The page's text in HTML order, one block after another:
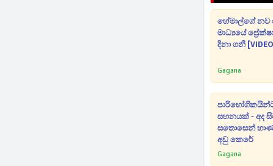
හේමාල්ගේ නව
මාධ්‍යයේ
දිනා ගනී
Gagana
සහනයක් - අද
සතොසෙන්
අඩු කෙරේ
Gagana